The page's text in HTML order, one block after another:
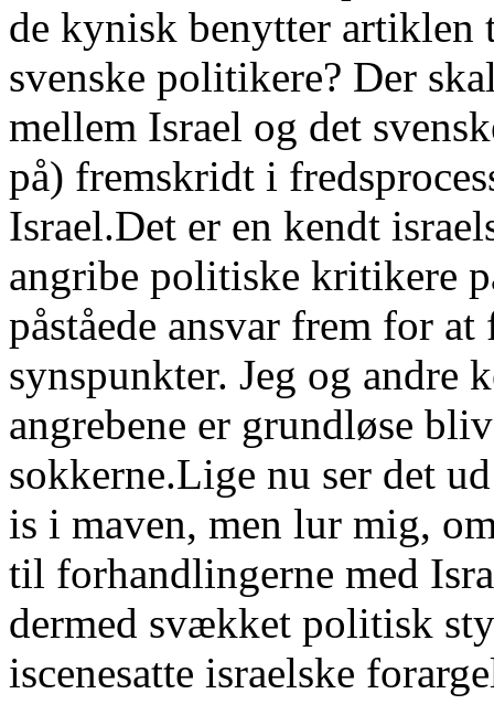
de kynisk benytter artiklen
svenske politikere? Der
mellem Israel og det
på) fremskridt i
Israel.Det er en kendt
angribe politiske kritikere
påståede ansvar frem for
synspunkter. Jeg og andre
angrebene er grundløse
sokkerne.Lige nu ser det
is i maven, men lur mig,
til forhandlingerne med
dermed svækket politisk
iscenesatte israelske